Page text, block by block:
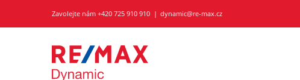
Zavolejte nám +420 725 910 910 dynamic@re-max.cz